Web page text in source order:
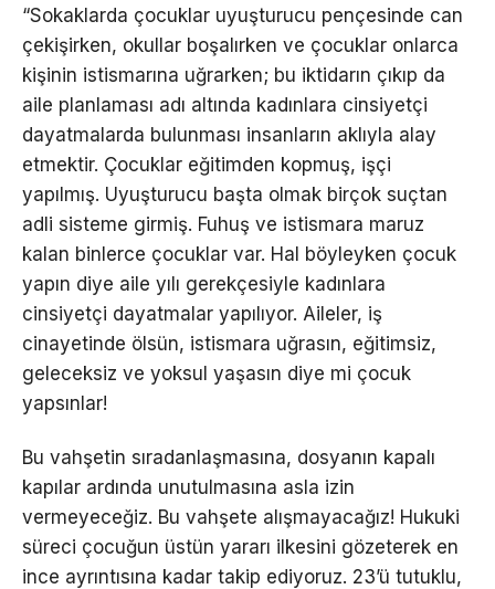
“Sokaklarda çocuklar uyuşturucu pençesinde can
çekişirken, okullar boşalırken ve çocuklar onlarca
kişinin istismarına uğrarken; bu iktidarın çıkıp da
aile planlaması adı altında kadınlara cinsiyetçi
dayatmalarda bulunması insanların aklıyla alay
etmektir. Çocuklar eğitimden kopmuş, işçi
yapılmış. Uyuşturucu başta olmak birçok suçtan
adli sisteme girmiş. Fuhuş ve istismara maruz
kalan binlerce çocuklar var. Hal böyleyken çocuk
yapın diye aile yılı gerekçesiyle kadınlara
cinsiyetçi dayatmalar yapılıyor. Aileler, iş
cinayetinde ölsün, istismara uğrasın, eğitimsiz,
geleceksiz ve yoksul yaşasın diye mi çocuk
yapsınlar!
Bu vahşetin sıradanlaşmasına, dosyanın kapalı
kapılar ardında unutulmasına asla izin
vermeyeceğiz. Bu vahşete alışmayacağız! Hukuki
süreci çocuğun üstün yararı ilkesini gözeterek en
ince ayrıntısına kadar takip ediyoruz. 23’ü tutuklu,